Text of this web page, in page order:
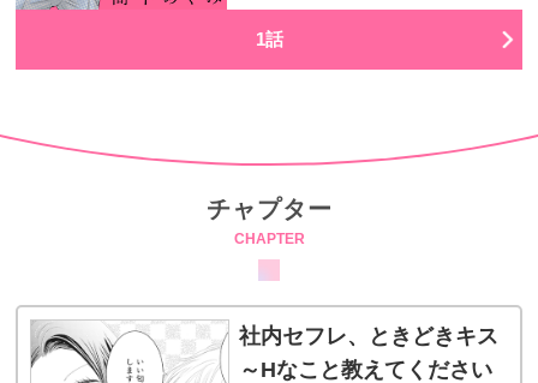
1話
チャプター
CHAPTER
社内セフレ、ときどきキス
～Hなこと教えてください